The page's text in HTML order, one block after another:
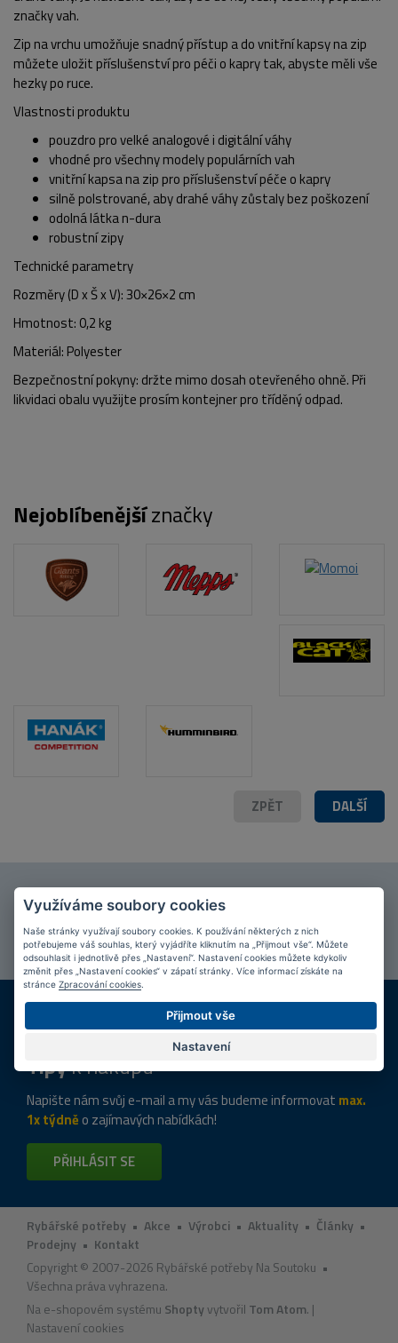
POPIS PRODUKTU
značky vah.
Zip na vrchu umožňuje snadný přístup a do vnitřní kapsy na zip
můžete uložit příslušenství pro péči o kapry tak, abyste měli vše
hezky po ruce.
Vlastnosti produktu
pouzdro pro velké analogové i digitální váhy
vhodné pro všechny modely populárních vah
vnitřní kapsa na zip pro příslušenství péče o kapry
silně polstrované, aby drahé váhy zůstaly bez poškození
odolná látka n-dura
robustní zipy
Technické parametry
Rozměry (D x Š x V): 30×26×2 cm
Hmotnost: 0,2 kg
Materiál: Polyester
Bezpečnostní pokyny: držte mimo dosah otevřeného ohně. Při
likvidaci obalu využijte prosím kontejner pro tříděný odpad.
Nejoblíbenějšíznačky
DALŠÍ
ZPĚT
Připojte se k našimfanouškům
PŘIPOJIT SE
DOPRAVA ZDARMA
KAMENNÉ PRODEJNY
Jsme na trhu více než 10 let
Tipyk nákupu
Napište nám svůj e-mail a my vás budeme informovat max.
1x týdně o zajímavých nabídkách!
PŘIHLÁSIT SE
Rybářské potřeby • Akce • Výrobci • Aktuality • Články •
Prodejny • Kontakt
Copyright © 2007-2026 Rybářské potřeby Na Soutoku •
Všechna práva vyhrazena.
Na e-shopovém systému Shoptyvytvořil Tom Atom. |
Nastavení cookies
Využíváme soubory cookies
Naše stránky využívají soubory cookies. K používání některých z nich
potřebujeme váš souhlas, který vyjádříte kliknutím na „Přijmout vše“. Můžete
odsouhlasit i jednotlivě přes „Nastavení“. Nastavení cookies můžete kdykoliv
změnit přes „Nastavení cookies“ v zápatí stránky. Více informací získáte na
stránce Zpracování cookies
Přijmout vše
Nastavení